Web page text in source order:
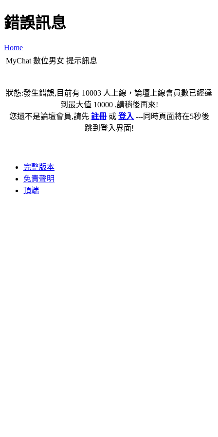
錯誤訊息
Home
MyChat 數位男女 提示訊息
狀態:發生錯誤,目前有 10003 人上線，論壇上線會員數已經達
到最大值 10000 ,請稍後再來!
您還不是論壇會員,請先 註冊或 登入 ---同時頁面將在5秒後
跳到登入界面!
完整版本
免責聲明
頂端